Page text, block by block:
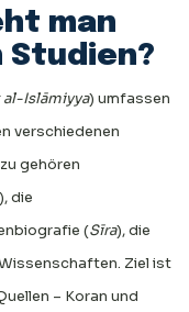
man
Studien?
Islāmiyya) umfassen
verschiedenen
gehören
), die
(Sīra), die
Ziel ist
– Koran und